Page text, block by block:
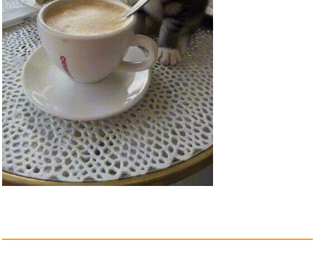
HWASH No Smoking Warning
Toile...